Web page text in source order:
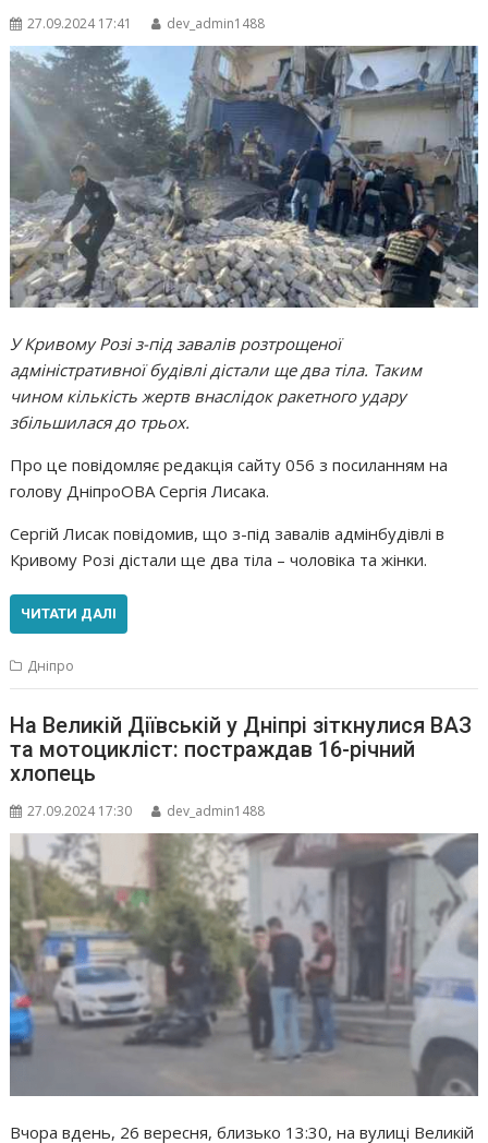
27.09.2024 17:41 dev_admin1488
У Кривому Розі з-під завалів розтрощеної
адміністративної будівлі дістали ще два тіла. Таким
чином кількість жертв внаслідок ракетного удару
збільшилася до трьох.
Про це повідомляє редакція сайту 056 з посиланням на
голову ДніпроОВА Сергія Лисака.
Сергій Лисак повідомив, що з-під завалів адмінбудівлі в
Кривому Розі дістали ще два тіла – чоловіка та жінки.
ЧИТАТИ ДАЛІ
Дніпро
На Великій Діївській у Дніпрі зіткнулися ВАЗ
та мотоцикліст: постраждав 16-річний
хлопець
27.09.2024 17:30 dev_admin1488
Вчора вдень, 26 вересня, близько 13:30, на вулиці Великій